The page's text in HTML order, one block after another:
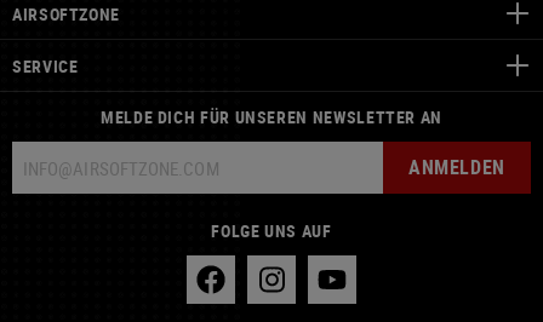
AIRSOFTZONE
SERVICE
MELDE DICH FÜR UNSEREN NEWSLETTER AN
ANMELDEN
FOLGE UNS AUF